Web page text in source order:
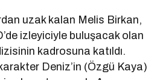
uzak kalan Melis Birkan,
izleyiciyle buluşacak olan
kadrosuna katıldı.
Deniz’in (Özgü Kaya)